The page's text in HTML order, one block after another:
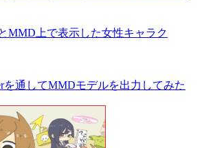
を通してMMDモデルを出力してみた